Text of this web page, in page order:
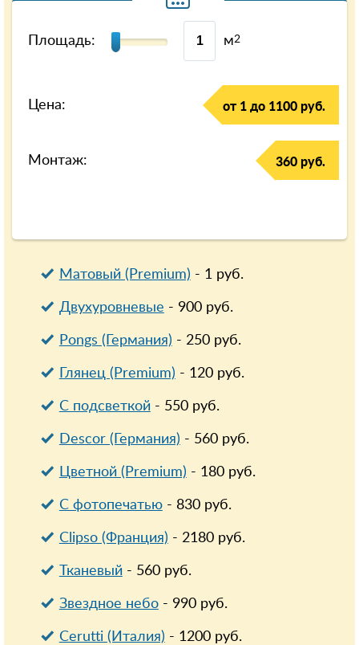
Площадь: м2
Цена: от 1 до 1100 руб.
Монтаж: 360 руб.
Матовый (Premium) - 1руб.
Двухуровневые - 900руб.
Pongs (Германия) - 250руб.
Глянец (Premium) - 120руб.
С подсветкой- 550руб.
Descor (Германия) - 560руб.
Цветной (Premium) - 180руб.
С фотопечатью- 830руб.
Clipso (Франция) - 2180руб.
Тканевый- 560руб.
Звездное небо- 990руб.
Cerutti (Италия) - 1200руб.